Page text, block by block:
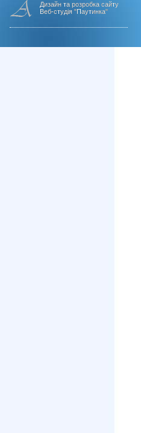
Дизайн та розробка сайту
Веб-студія "Паутинка"